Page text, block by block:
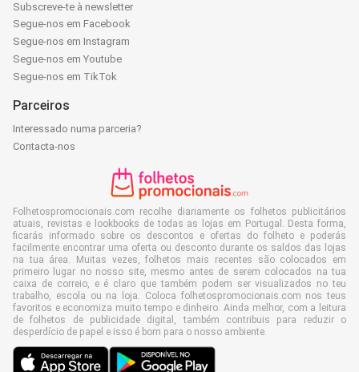
Subscreve-te à newsletter
Segue-nos em Facebook
Segue-nos em Instagram
Segue-nos em Youtube
Segue-nos em TikTok
Parceiros
Interessado numa parceria?
Contacta-nos
Folhetospromocionais.com recolhe diariamente os folhetos publicitários
atuais, revistas e lookbooks de todas as lojas em Portugal. Desta forma,
ficarás informado sobre os descontos e ofertas do folheto e poderás
facilmente encontrar uma oferta ou desconto durante os saldos das lojas
na tua área. Muitas vezes, folhetos mais recentes são colocados em
primeiro lugar no nosso site, mesmo antes de serem colocados na tua
caixa de correio, e é claro que também podem ser visualizados no teu
trabalho, escola ou na loja. Coloca folhetospromocionais.com nos teus
favoritos e economiza muito tempo e dinheiro. Ainda melhor, com a leitura
de folhetos de publicidade digital, também contribuis para reduzir o
desperdício de papel e isso é bom para o nosso ambiente.